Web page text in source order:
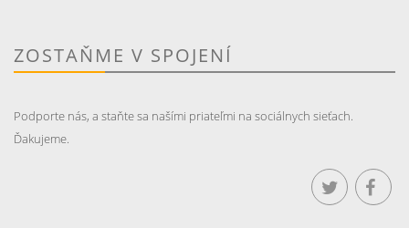
ZOSTAŇME V SPOJENÍ
Podporte nás, a staňte sa našími priateľmi na sociálnych sieťach.
Ďakujeme.